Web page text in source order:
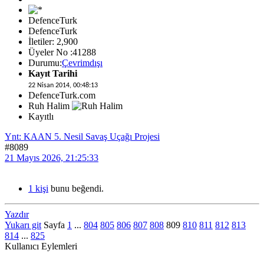
DefenceTurk
DefenceTurk
İletiler: 2,900
Üyeler No :41288
Durumu:Çevrimdışı
Kayıt Tarihi
22 Nisan 2014, 00:48:13
DefenceTurk.com
Ruh Halim
Kayıtlı
Ynt: KAAN 5. Nesil Savaş Uçağı Projesi
#8089
21 Mayıs 2026, 21:25:33
1 kişi bunu beğendi.
Yazdır
Yukarı git Sayfa 1 ... 804 805 806 807 808 809 810 811 812 813
814 ... 825
Kullanıcı Eylemleri